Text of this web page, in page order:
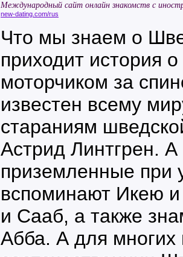
Международный сайт онлайн знакомств с
new-dating.com/rus
Что мы знаем о
приходит история
моторчиком за
известен всему
стараниям
Астрид Линтгрен.
приземленные при
вспоминают Икею
и Сааб, а также
Абба. А для